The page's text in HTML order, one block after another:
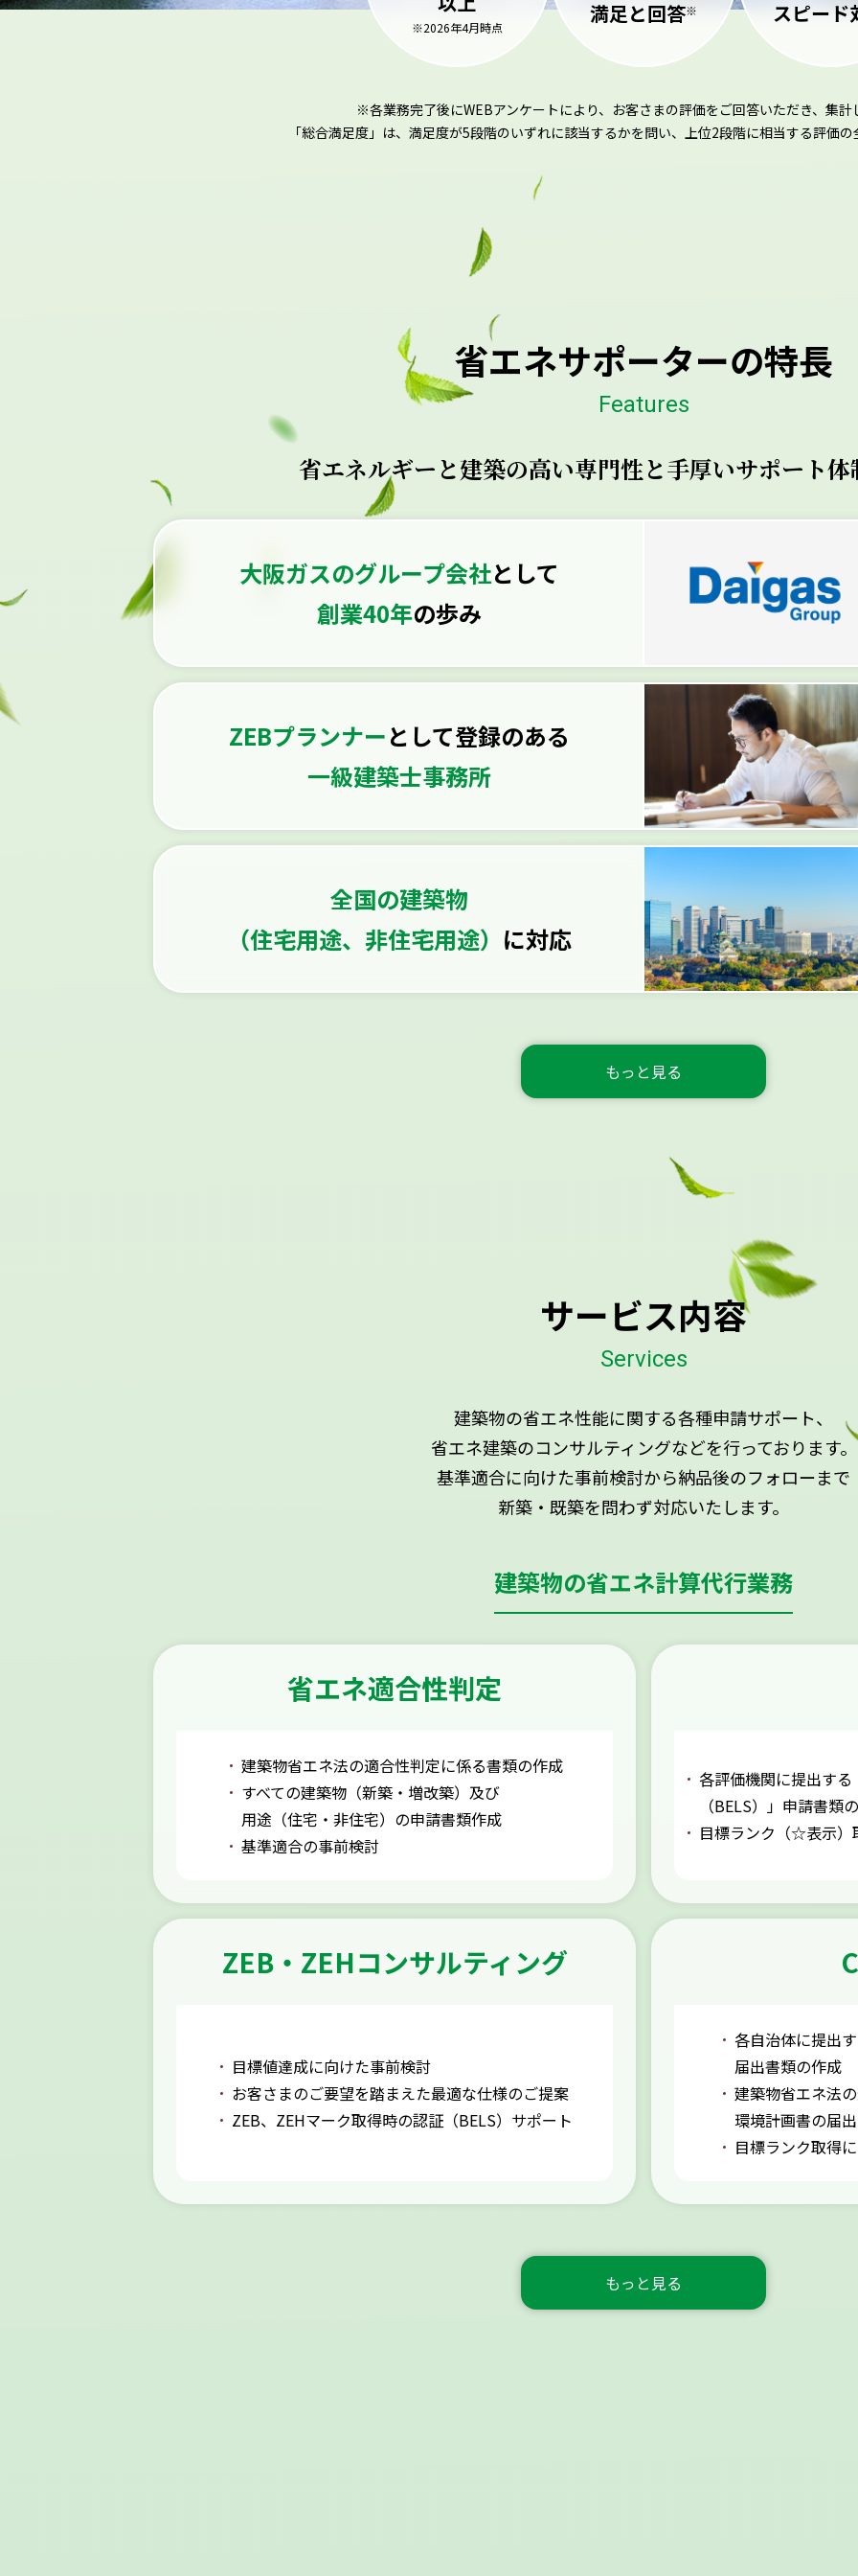
※2026年4月時点
満足と回答※ スピード
※各業務完了後にWEBアンケートにより、お客さまの評価をご回答いただき、集計
「総合満足度」は、満足度が5段階のいずれに該当するかを問い、上位2段階に相当する評価
省エネサポーターの特長
Features
省エネルギーと建築の高い専門性と手厚いサポート
大阪ガスのグループ会社として
創業40年の歩み
ZEBプランナーとして登録のある
一級建築士事務所
全国の建築物
（住宅用途、非住宅用途） に対応
もっと見る
サービス内容
Services
建築物の省エネ性能に関する各種申請サポート、
省エネ建築のコンサルティングなどを行っております。
基準適合に向けた事前検討から納品後のフォローまで
新築・既築を問わず対応いたします。
建築物の省エネ計算代行業務
省エネ適合性判定
建築物省エネ法の適合性判定に係る書類の作成
すべての建築物（新築・増改築）及び
用途（住宅・非住宅）の申請書類作成
基準適合の事前検討
各評価機関に提出す
（BELS）」申請書類
目標ランク（☆表示）
ZEB・ZEHコンサルティング
目標値達成に向けた事前検討
お客さまのご要望を踏まえた最適な仕様のご提案
ZEB、ZEHマーク取得時の認証（BELS）サポート
各自治体に提出
届出書類の作成
建築物省エネ法
環境計画書の届
目標ランク取得
もっと見る